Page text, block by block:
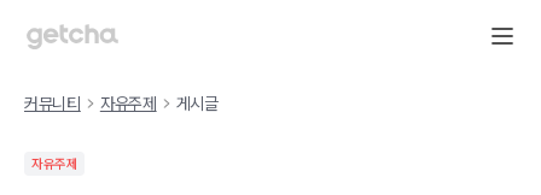
커뮤니티 자유주제 게시글
자유주제